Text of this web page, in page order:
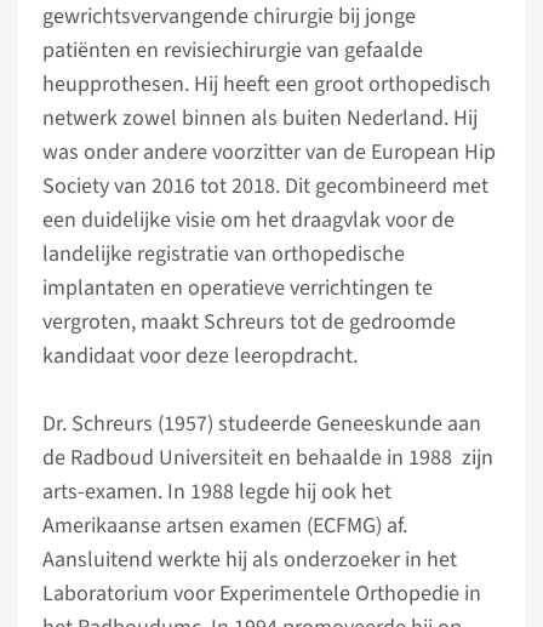
gewrichtsvervangende chirurgie bij jonge
patiënten en revisiechirurgie van gefaalde
heupprothesen. Hij heeft een groot orthopedisch
netwerk zowel binnen als buiten Nederland. Hij
was onder andere voorzitter van de European Hip
Society van 2016 tot 2018. Dit gecombineerd met
een duidelijke visie om het draagvlak voor de
landelijke registratie van orthopedische
implantaten en operatieve verrichtingen te
vergroten, maakt Schreurs tot de gedroomde
kandidaat voor deze leeropdracht.
Dr. Schreurs (1957) studeerde Geneeskunde aan
de Radboud Universiteit en behaalde in 1988 zijn
arts-examen. In 1988 legde hij ook het
Amerikaanse artsen examen (ECFMG) af.
Aansluitend werkte hij als onderzoeker in het
Laboratorium voor Experimentele Orthopedie in